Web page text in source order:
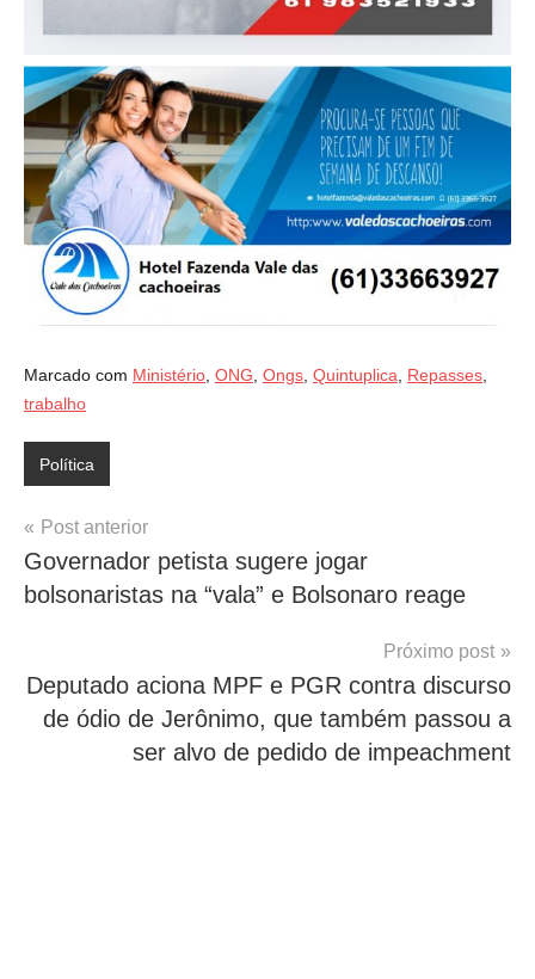
Marcado com Ministério, ONG, Ongs, Quintuplica, Repasses,
trabalho
Política
Navegação
de
Post
Post anterior
Governador petista sugere jogar
bolsonaristas na “vala” e Bolsonaro reage
Próximo post
Deputado aciona MPF e PGR contra discurso
de ódio de Jerônimo, que também passou a
ser alvo de pedido de impeachment